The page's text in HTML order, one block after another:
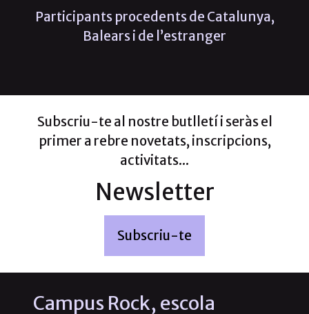
Participants procedents de Catalunya,
Balears i de l’estranger
Subscriu-te al nostre butlletí i seràs el
primer a rebre novetats, inscripcions,
activitats...
Newsletter
Subscriu-te
Campus Rock, escola